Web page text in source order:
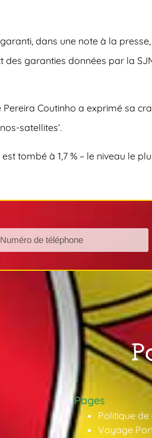
dans une note à la
garanties données par la
Coutinho a exprimé sa
satellites’.
tombé à 1,7 % – le niveau le
Pages
Politique
Voyage